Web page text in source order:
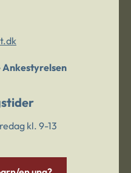
Ankestyrelsen
kl. 9-13